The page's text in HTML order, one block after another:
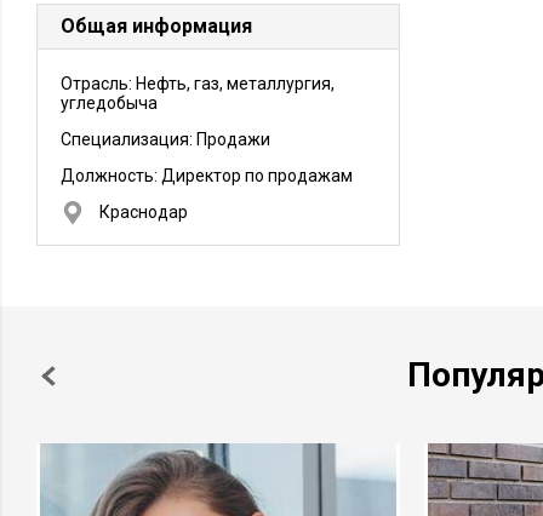
Общая информация
Отрасль: Нефть, газ, металлургия,
угледобыча
Специализация: Продажи
Должность: Директор по продажам
Краснодар